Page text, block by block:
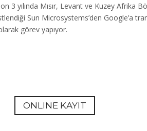
3 yılında Mısır, Levant ve Kuzey Afrika
Sun Microsystems’den Google’a
görev yapıyor.
ONLINE KAYIT